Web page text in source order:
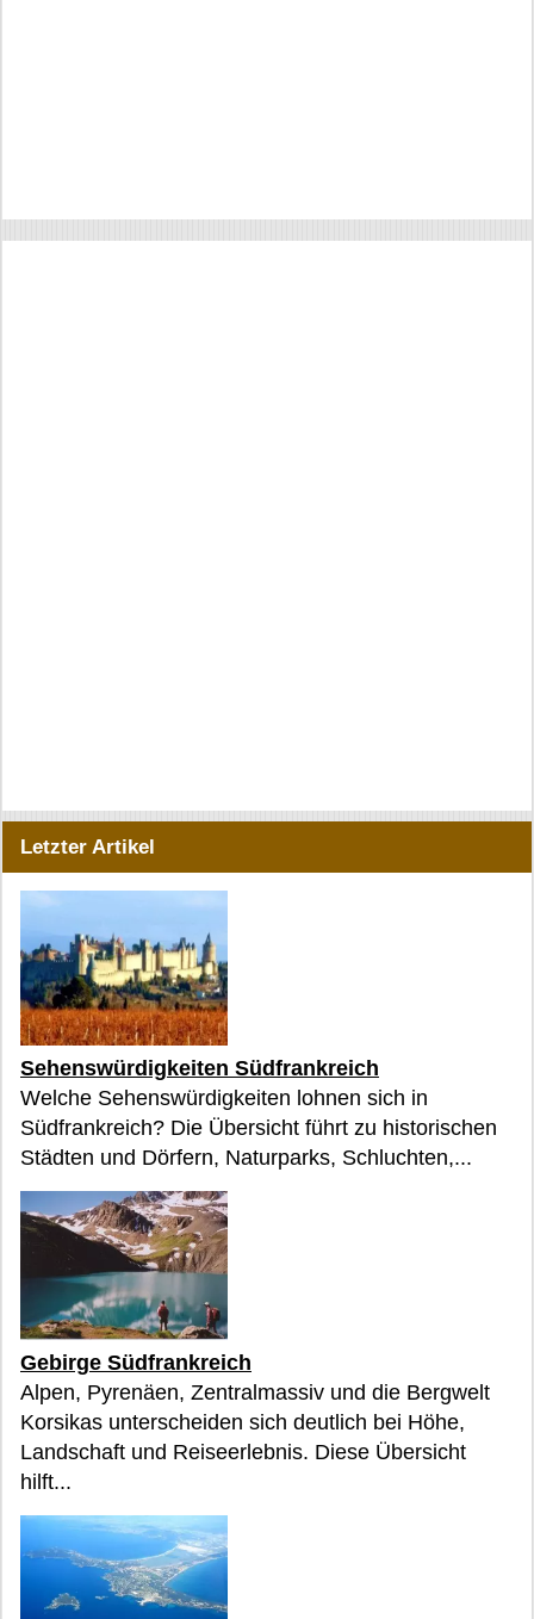
Letzter Artikel
Sehenswürdigkeiten Südfrankreich
Welche Sehenswürdigkeiten lohnen sich in
Südfrankreich? Die Übersicht führt zu historischen
Städten und Dörfern, Naturparks, Schluchten,...
Gebirge Südfrankreich
Alpen, Pyrenäen, Zentralmassiv und die Bergwelt
Korsikas unterscheiden sich deutlich bei Höhe,
Landschaft und Reiseerlebnis. Diese Übersicht
hilft...